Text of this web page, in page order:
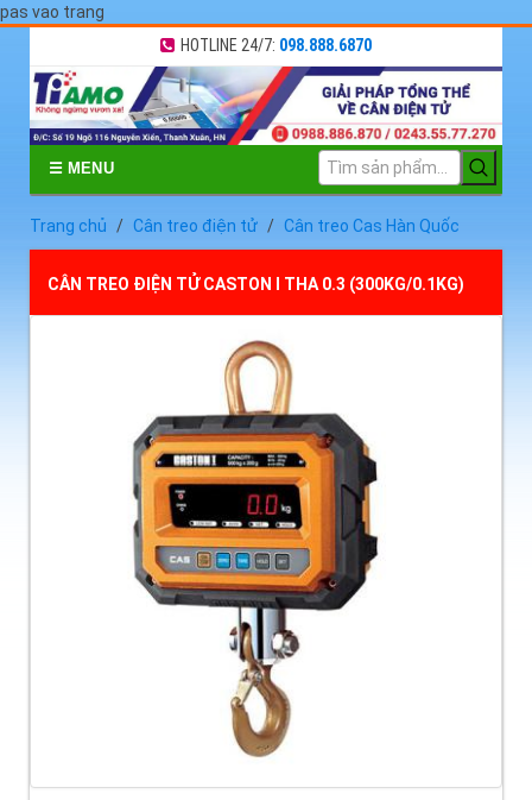
pas vao trang
HOTLINE 24/7: 098.888.6870
☰ MENU
Trang chủ Cân treo điện tử Cân treo Cas Hàn Quốc
CÂN TREO ĐIỆN TỬ CASTON I THA 0.3 (300KG/0.1KG)